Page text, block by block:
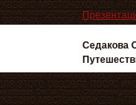
Седакова